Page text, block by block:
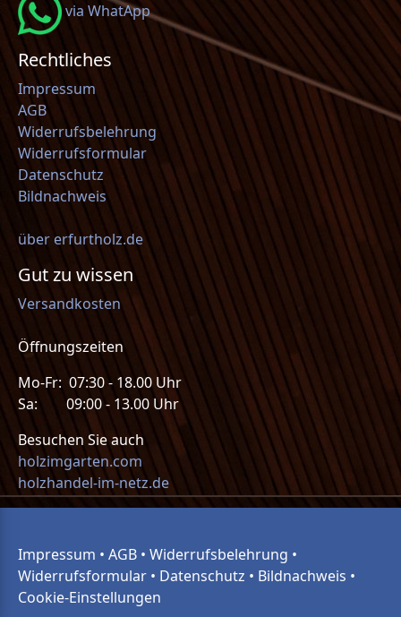
via WhatApp
Rechtliches
Impressum
AGB
Widerrufsbelehrung
Widerrufsformular
Datenschutz
Bildnachweis
über erfurtholz.de
Gut zu wissen
Versandkosten
Öffnungszeiten
Mo-Fr: 07:30 - 18.00 Uhr
Sa: 09:00 - 13.00 Uhr
Besuchen Sie auch
holzimgarten.com
holzhandel-im-netz.de
Impressum • AGB • Widerrufsbelehrung •
Widerrufsformular • Datenschutz • Bildnachweis •
Cookie-Einstellungen